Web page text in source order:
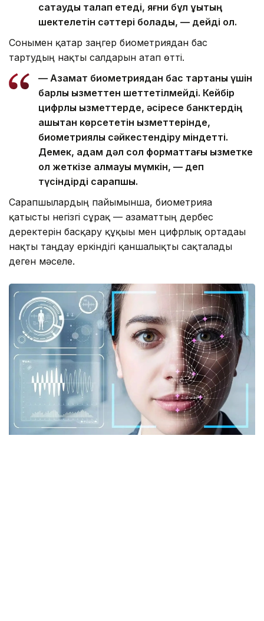
сақтауды талап етеді, яғни бұл құқықтың
шектелетін сәттері болады, — дейді ол.
Сонымен қатар заңгер биометриядан бас
тартудың нақты салдарын атап өтті.
— Азамат биометриядан бас тартқаны үшін
барлық қызметтен шеттетілмейді. Кейбір
цифрлық қызметтерде, әсіресе банктердің
қашықтан көрсететін қызметтерінде,
биометриялық сәйкестендіру міндетті.
Демек, адам дәл сол форматтағы қызметке
қол жеткізе алмауы мүмкін, — деп
түсіндірді сарапшы.
Сарапшылардың пайымынша, биометрияға
қатысты негізгі сұрақ — азаматтың дербес
деректерін басқару құқығы мен цифрлық ортадағы
нақты таңдау еркіндігі қаншалықты сақталады
деген мәселе.